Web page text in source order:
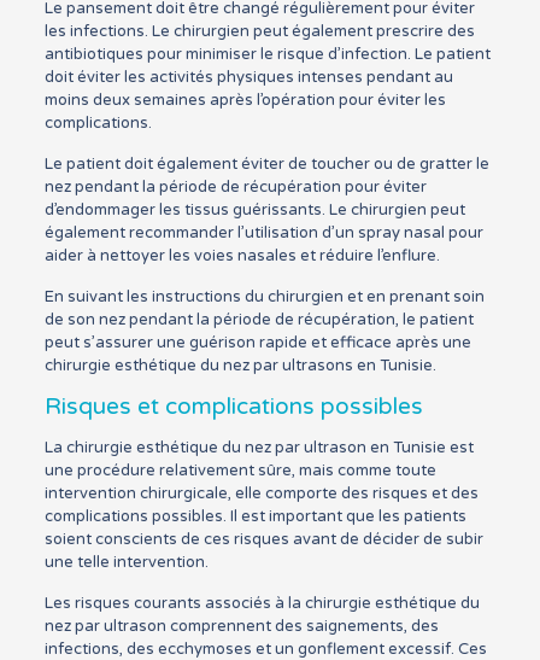
Le pansement doit être changé régulièrement pour éviter
les infections. Le chirurgien peut également prescrire des
antibiotiques pour minimiser le risque d’infection. Le patient
doit éviter les activités physiques intenses pendant au
moins deux semaines après l’opération pour éviter les
complications.
Le patient doit également éviter de toucher ou de gratter le
nez pendant la période de récupération pour éviter
d’endommager les tissus guérissants. Le chirurgien peut
également recommander l’utilisation d’un spray nasal pour
aider à nettoyer les voies nasales et réduire l’enflure.
En suivant les instructions du chirurgien et en prenant soin
de son nez pendant la période de récupération, le patient
peut s’assurer une guérison rapide et efficace après une
chirurgie esthétique du nez par ultrasons en Tunisie.
Risques et complications possibles
La chirurgie esthétique du nez par ultrason en Tunisie est
une procédure relativement sûre, mais comme toute
intervention chirurgicale, elle comporte des risques et des
complications possibles. Il est important que les patients
soient conscients de ces risques avant de décider de subir
une telle intervention.
Les risques courants associés à la chirurgie esthétique du
nez par ultrason comprennent des saignements, des
infections, des ecchymoses et un gonflement excessif. Ces